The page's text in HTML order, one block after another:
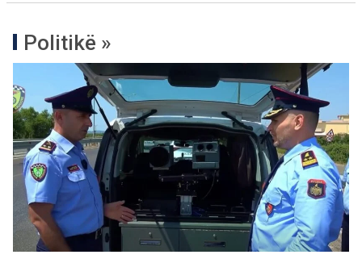
Politikë »